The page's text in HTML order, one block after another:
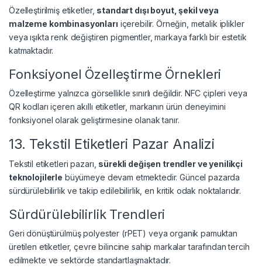
Özelleştirilmiş etiketler, standart dışı boyut, şekil veya
malzeme kombinasyonları içerebilir. Örneğin, metalik iplikler
veya ışıkta renk değiştiren pigmentler, markaya farklı bir estetik
katmaktadır.
Fonksiyonel Özelleştirme Örnekleri
Özelleştirme yalnızca görsellikle sınırlı değildir. NFC çipleri veya
QR kodları içeren akıllı etiketler, markanın ürün deneyimini
fonksiyonel olarak geliştirmesine olanak tanır.
13. Tekstil Etiketleri Pazar Analizi
Tekstil etiketleri pazarı, sürekli değişen trendler ve yenilikçi
teknolojilerle büyümeye devam etmektedir. Güncel pazarda
sürdürülebilirlik ve takip edilebilirlik, en kritik odak noktalarıdır.
Sürdürülebilirlik Trendleri
Geri dönüştürülmüş polyester (rPET) veya organik pamuktan
üretilen etiketler, çevre bilincine sahip markalar tarafından tercih
edilmekte ve sektörde standartlaşmaktadır.